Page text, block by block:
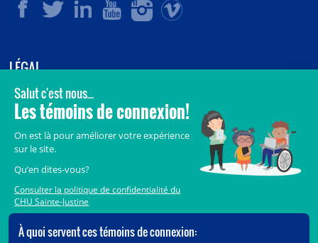
LÉGAL
© 2006-2026CHU Sainte-Justine.
Tous droits réservés.
Crédits
Accès aux documents des organismes publics